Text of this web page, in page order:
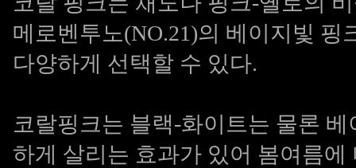
메로벤투노(NO.21)의 베이지빛
다양하게 선택할 수 있다.
코랄핑크는 블랙-화이트는 물론
하게 살리는 효과가 있어 봄여름에